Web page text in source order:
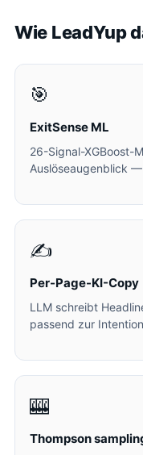
Wie LeadYup
🎯
ExitSense ML
26-Signal-XGBoost-
Auslöseaugenblick
✍️
Per-Page-KI-Copy
LLM schreibt
passend zur
🎰
Thompson